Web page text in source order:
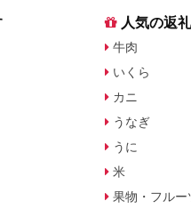
人気の返
牛肉
いくら
カニ
うなぎ
うに
米
果物・フルー